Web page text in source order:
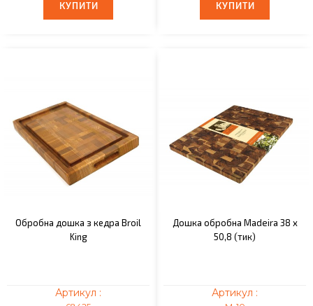
КУПИТИ
КУПИТИ КУПИТИ
КУПИТИ
Обробна дошка з кедра Broil
King
Артикул :
Дошка обробна Madeira 38 х
50,8 (тик)
Артикул :